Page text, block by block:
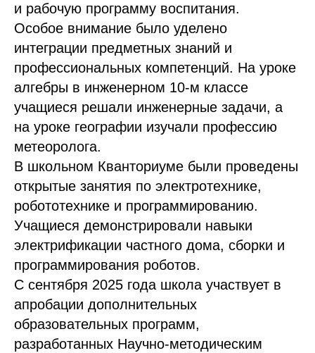
и рабочую программу воспитания.
Особое внимание было уделено
интеграции предметных знаний и
профессиональных компетенций. На уроке
алгебры в инженерном 10-м классе
учащиеся решали инженерные задачи, а
на уроке географии изучали профессию
метеоролога.
В школьном Кванториуме были проведены
открытые занятия по электротехнике,
робототехнике и программированию.
Учащиеся демонстрировали навыки
электрификации частного дома, сборки и
программирования роботов.
С сентября 2025 года школа участвует в
апробации дополнительных
образовательных программ,
разработанных Научно-методическим